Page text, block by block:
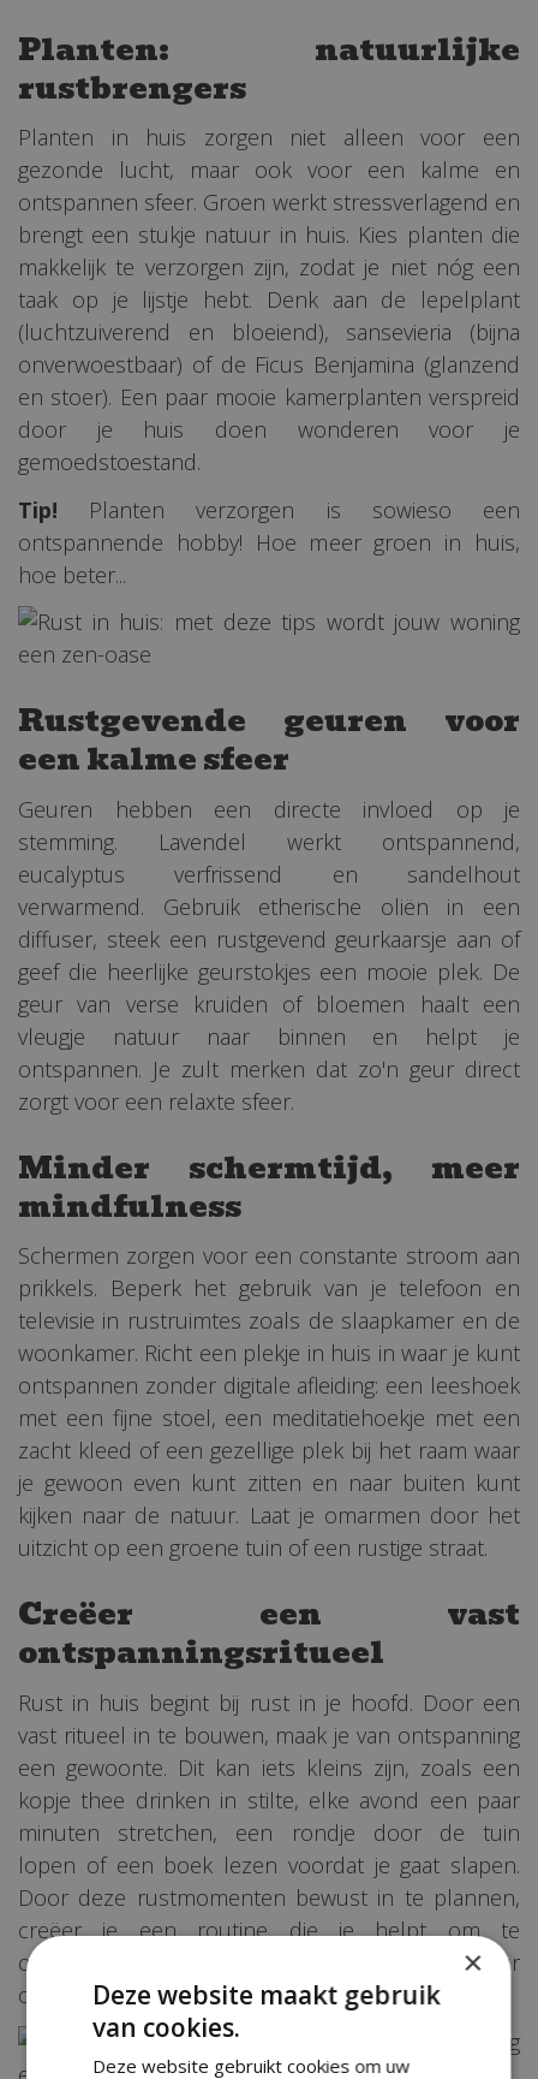
Planten: natuurlijke
rustbrengers
Planten in huis zorgen niet alleen voor een
gezonde lucht, maar ook voor een kalme en
ontspannen sfeer. Groen werkt stressverlagend en
brengt een stukje natuur in huis. Kies planten die
makkelijk te verzorgen zijn, zodat je niet nóg een
taak op je lijstje hebt. Denk aan de lepelplant
(luchtzuiverend en bloeiend), sansevieria (bijna
onverwoestbaar) of de Ficus Benjamina (glanzend
en stoer). Een paar mooie kamerplanten verspreid
door je huis doen wonderen voor je
gemoedstoestand.
Tip! Planten verzorgen is sowieso een
ontspannende hobby! Hoe meer groen in huis,
hoe beter...
Rustgevende geuren voor
een kalme sfeer
Geuren hebben een directe invloed op je
stemming. Lavendel werkt ontspannend,
eucalyptus verfrissend en sandelhout
verwarmend. Gebruik etherische oliën in een
diffuser, steek een rustgevend geurkaarsje aan of
geef die heerlijke geurstokjes een mooie plek. De
geur van verse kruiden of bloemen haalt een
vleugje natuur naar binnen en helpt je
ontspannen. Je zult merken dat zo'n geur direct
zorgt voor een relaxte sfeer.
Minder schermtijd, meer
mindfulness
Schermen zorgen voor een constante stroom aan
prikkels. Beperk het gebruik van je telefoon en
televisie in rustruimtes zoals de slaapkamer en de
woonkamer. Richt een plekje in huis in waar je kunt
ontspannen zonder digitale afleiding: een leeshoek
met een fijne stoel, een meditatiehoekje met een
zacht kleed of een gezellige plek bij het raam waar
je gewoon even kunt zitten en naar buiten kunt
kijken naar de natuur. Laat je omarmen door het
uitzicht op een groene tuin of een rustige straat.
Creëer een vast
ontspanningsritueel
Rust in huis begint bij rust in je hoofd. Door een
vast ritueel in te bouwen, maak je van ontspanning
een gewoonte. Dit kan iets kleins zijn, zoals een
kopje thee drinken in stilte, elke avond een paar
minuten stretchen, een rondje door de tuin
lopen of een boek lezen voordat je gaat slapen.
Door deze rustmomenten bewust in te plannen,
creëer je een routine die je helpt om te
ontstressen en in balans te blijven met de natuur
om je heen.
×
Deze website maakt gebruik
van cookies.
Deze website gebruikt cookies om uw